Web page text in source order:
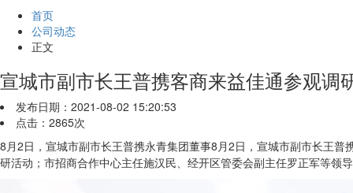
首页
公司动态
正文
宣城市副市长王普携客商来益佳通参观调
发布日期：2021-08-02 15:20:53
点击：2865次
8月2日，宣城市副市长王普携永青集团董事8月2日，宣城市副市长王普
研活动；市招商合作中心主任施汉民、经开区管委会副主任罗正军等领